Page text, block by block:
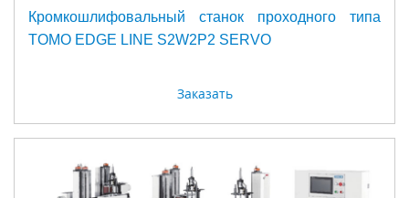
Кромкошлифовальный станок проходного типа
TOMO EDGE LINE S2W2P2 SERVO
Заказать